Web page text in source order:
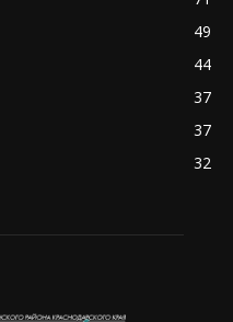
49
44
37
37
32